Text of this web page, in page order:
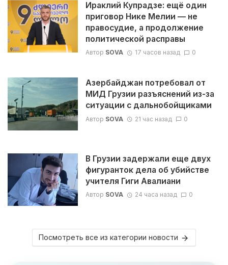
Ираклий Купрадзе: ещё один
приговор Нике Мелии — не
правосудие, а продолжение
политической расправы
Автор SOVA 17 часов назад 0
Азербайджан потребовал от
МИД Грузии разъяснений из-за
ситуации с дальнобойщиками
Автор SOVA 21 час назад 0
В Грузии задержали еще двух
фигуранток дела об убийстве
учителя Гиги Авалиани
Автор SOVA 24 часа назад 0
Посмотреть все из категории новости